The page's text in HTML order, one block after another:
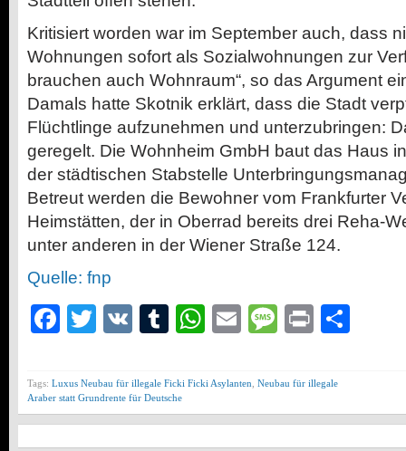
Kritisiert worden war im September auch, dass
Wohnungen sofort als Sozialwohnungen zur
brauchen auch Wohnraum“, so das Argument
Damals hatte Skotnik erklärt, dass die Stadt
Flüchtlinge aufzunehmen und unterzubringen:
geregelt. Die Wohnheim GmbH baut das Haus
der städtischen Stabstelle
Betreut werden die Bewohner vom Frankfurter
Heimstätten, der in Oberrad bereits drei Reha-
unter anderen in der Wiener Straße 124.
Quelle: fnp
Facebook
Twitter
VK Tumblr
WhatsApp
EmailMessage
Print
Tags: Luxus Neubau für illegale Ficki Ficki Asylanten Neubau für illegale
Araber statt Grundrente für Deutsche